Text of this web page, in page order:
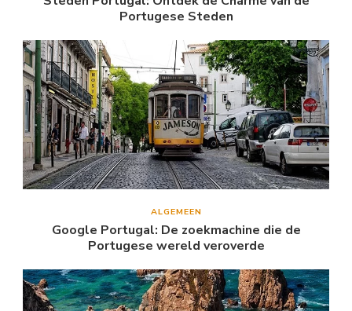
Portugese Steden
ALGEMEEN
Google Portugal: De zoekmachine die de
Portugese wereld veroverde